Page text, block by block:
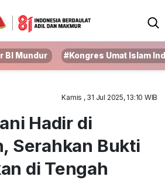
BI Mundur #Kongres Umat Islam
Kamis , 31 Jul 2025, 13:10 WIB
Hadir di
Serahkan Bukti
di Tengah